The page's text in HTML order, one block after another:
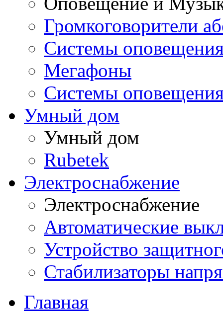
Громкоговорители
Системы
Мегафоны
Системы
Умный дом
Умный дом
Rubetek
Электроснабжение
Электроснабжение
Автоматические
Устройство
Стабилизаторы
Главная